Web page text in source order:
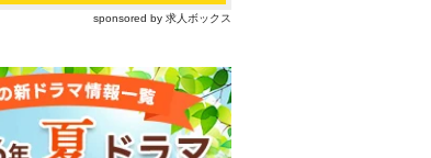
sponsored by 求人ボックス